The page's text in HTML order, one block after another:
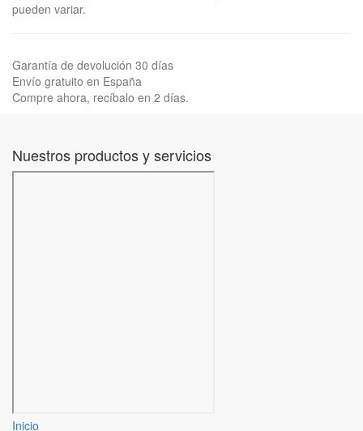
pueden variar.
Garantía de devolución 30 días
Envío gratuito en España
Compre ahora, recíbalo en 2 días.
Nuestros productos y servicios
Inicio